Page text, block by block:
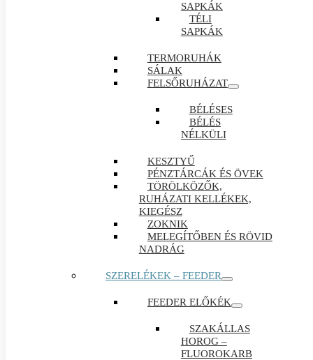
SAPKÁK
TÉLI
SAPKÁK
TERMORUHÁK
SÁLAK
FELSŐRUHÁZAT
BÉLÉSES
BÉLÉS
NÉLKÜLI
KESZTYŰ
PÉNZTÁRCÁK ÉS ÖVEK
TÖRÖLKÖZŐK,
RUHÁZATI KELLÉKEK,
KIEGÉSZ
ZOKNIK
MELEGÍTŐBEN ÉS RÖVID
NADRÁG
SZERELÉKEK – FEEDER
FEEDER ELŐKÉK
SZAKÁLLAS
HOROG –
FLUOROKARB